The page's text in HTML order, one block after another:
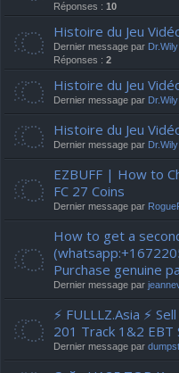
Réponses : 10
Histoire du Jeu
Dernier message par Dr.Wily
Réponses : 2
Histoire du Jeu
Dernier message par Dr.Wily
Histoire du Jeu
Dernier message par Dr.Wily
EZBUFF | How to
FC 27 Coins
Dernier message par
How to get a
Purchase genuine
Dernier message par
⚡ FULLLZ.Asia ⚡
201 Track 1&2 EBT
Dernier message par